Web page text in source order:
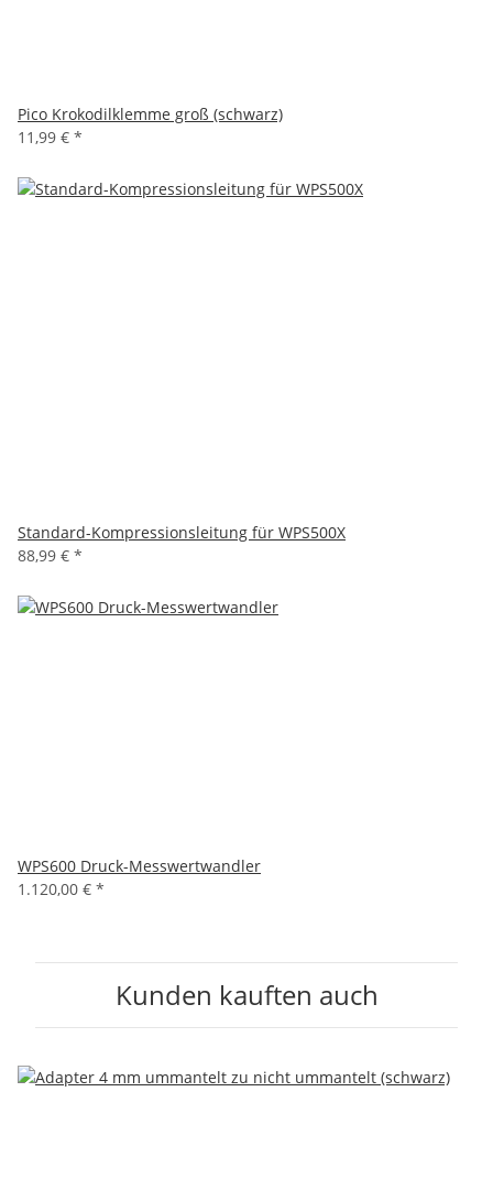
Pico Krokodilklemme groß (schwarz)
11,99 € *
Standard-Kompressionsleitung für WPS500X
88,99 € *
WPS600 Druck-Messwertwandler
1.120,00 € *
Kunden kauften auch